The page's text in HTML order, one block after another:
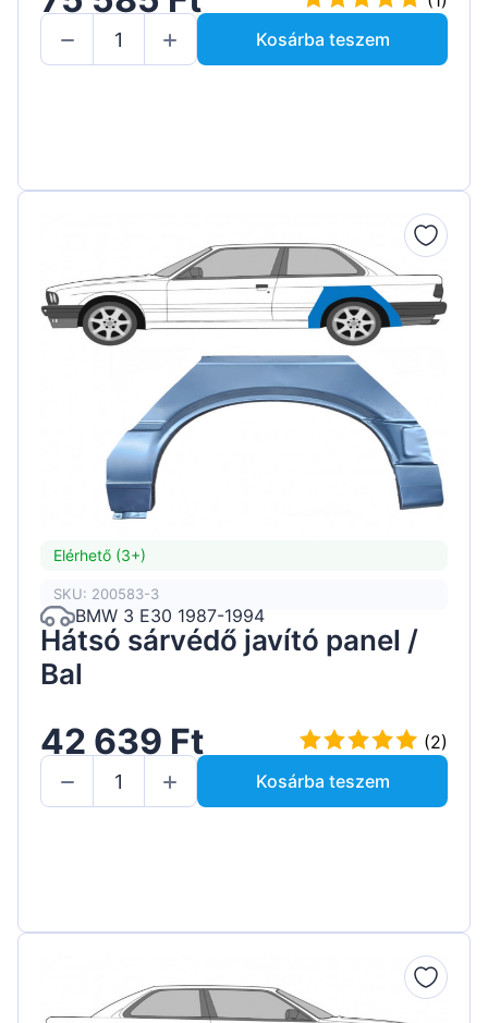
Kosárba teszem
Elérhető (3+)
SKU: 200583-3
BMW 3 E30 1987-1994
Hátsó sárvédő javító panel /
Bal
42 639 Ft
(2)
Kosárba teszem